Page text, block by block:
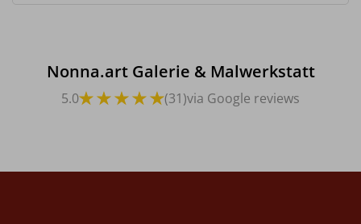
Nonna.art Galerie & Malwerkstatt
5.0 (31)via Google reviews